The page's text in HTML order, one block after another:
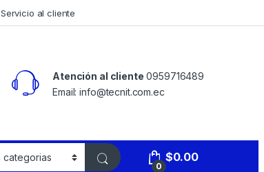
Servicio al cliente
Atención al cliente 0959716489
Email: info@tecnit.com.ec
0
$0.00